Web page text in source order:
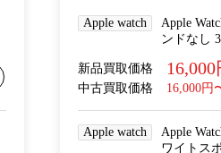
Apple watch
Apple
ンドなし
新品買取価格 16,000
中古買取価格 16,000円
Apple watch
Apple
ワイトス